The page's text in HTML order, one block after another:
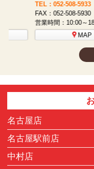
TEL：052-508-5933
FAX：052-508-5930
営業時間：10:00～18:30
名古屋店
名古屋駅前店
中村店